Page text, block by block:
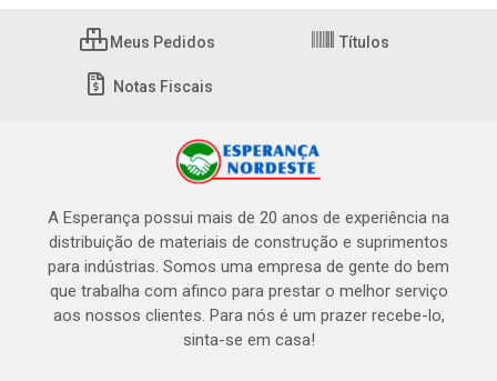
Meus Pedidos Títulos
Notas Fiscais
A Esperança possui mais de 20 anos de experiência na
distribuição de materiais de construção e suprimentos
para indústrias. Somos uma empresa de gente do bem
que trabalha com afinco para prestar o melhor serviço
aos nossos clientes. Para nós é um prazer recebe-lo,
sinta-se em casa!